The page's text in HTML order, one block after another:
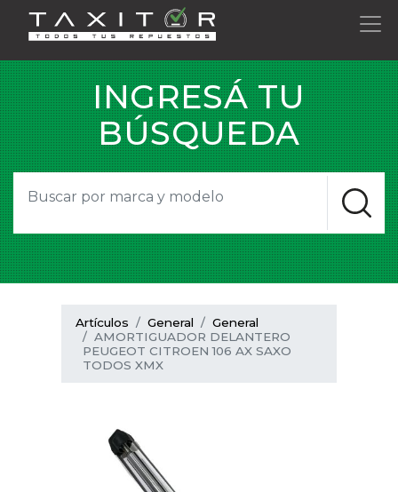
INGRESÁ TU
BÚSQUEDA
Artículos General
General
AMORTIGUADOR DELANTERO
PEUGEOT CITROEN 106 AX SAXO
TODOS XMX